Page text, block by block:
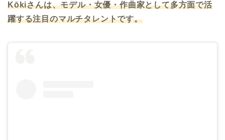
Kōkiさんは、モデル・女優・作曲家として多方面で活
躍する注目のマルチタレントです。